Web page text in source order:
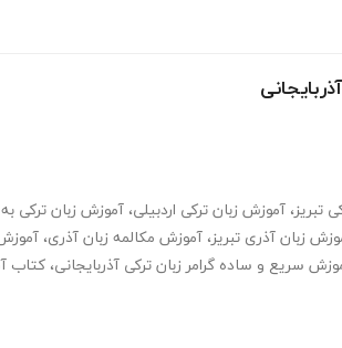
تبریز، آموزش زبان ترکی اردبیلی، آموزش زبان ترکی
زبان آذری تبریز، آموزش مکالمه زبان آذری،
سریع و ساده گرامر زبان ترکی آذربایجانی، کتاب